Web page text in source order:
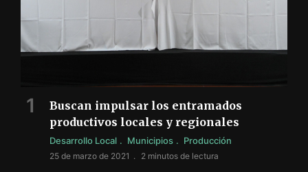
Buscan impulsar los entramados
productivos locales y regionales
Desarrollo Local Municipios Producción
25 de marzo de 2021 2 minutos de lectura